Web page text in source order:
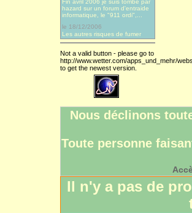
hazard sur un forum d'entraide
informatique, le "911 ordi",...
le 18/12/2006
Les autres risques de fumer
Not a valid button - please go to
http://www.wetter.com/apps_und_mehr/
to get the newest version.
Nous déclinons
Toute personne
Il n'y a pas de